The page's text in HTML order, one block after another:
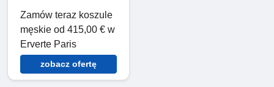
Zamów teraz koszule
męskie od 415,00 € w
Erverte Paris
zobacz ofertę